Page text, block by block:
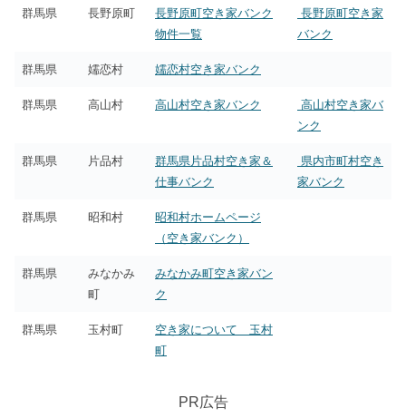
群馬県 長野原町
長野原町空き家バンク
物件一覧
長野原町空き家
バンク
群馬県 嬬恋村 嬬恋村空き家バンク
群馬県 高山村 高山村空き家バンク
高山村空き家バ
ンク
群馬県 片品村
群馬県片品村空き家＆
仕事バンク
県内市町村空き
家バンク
群馬県 昭和村
昭和村ホームページ
（空き家バンク）
群馬県
みなかみ
町
みなかみ町空き家バン
ク
群馬県 玉村町
空き家について 玉村
町
PR広告